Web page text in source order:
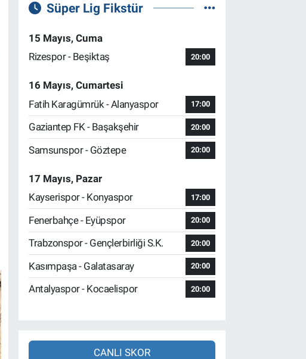
Süper Lig Fikstür
15 Mayıs, Cuma
Rizespor - Beşiktaş
20:00
16 Mayıs, Cumartesi
Fatih Karagümrük - Alanyaspor
17:00
Gaziantep FK - Başakşehir 20:00
Samsunspor - Göztepe 20:00
17 Mayıs, Pazar
Kayserispor - Konyaspor
17:00
Fenerbahçe - Eyüpspor 20:00
Trabzonspor - Gençlerbirliği S.K. 20:00
Kasımpaşa - Galatasaray 20:00
Antalyaspor - Kocaelispor 20:00
CANLI SKOR